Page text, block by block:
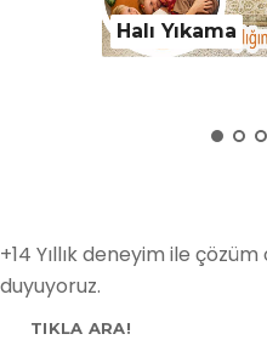
Halı Yıkama
+14 Yıllık deneyim ile
duyuyoruz.
TIKLA ARA!